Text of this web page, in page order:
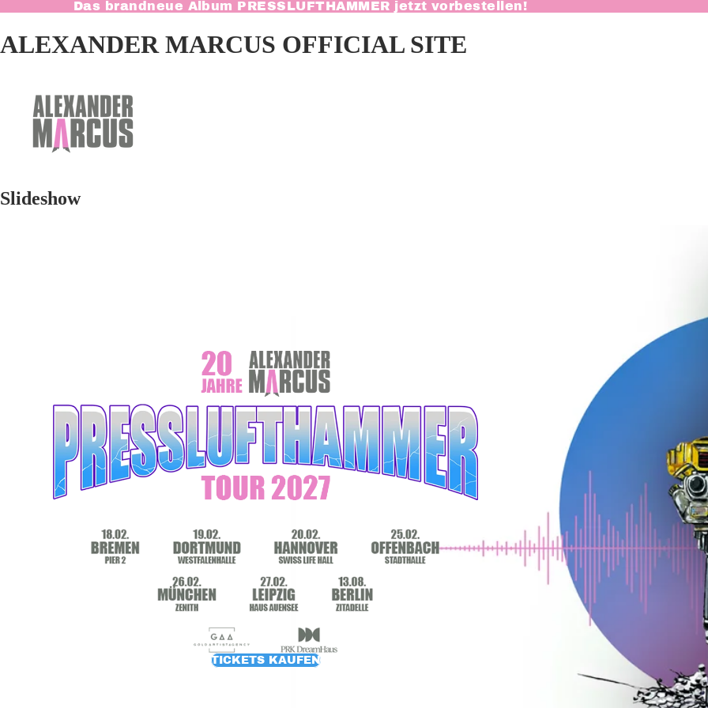
Das brandneue Album PRESSLUFTHAMMER jetzt vorbestellen!
ALEXANDER MARCUS OFFICIAL SITE
Slideshow
TICKETS KAUFEN